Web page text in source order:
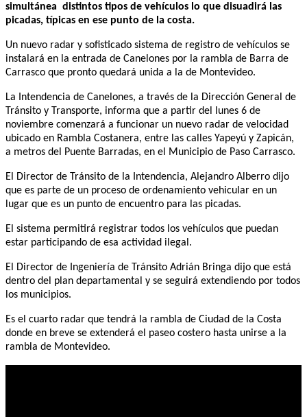
simultánea distintos tipos de vehículos lo que disuadirá las
picadas, típicas en ese punto de la costa.
Un nuevo radar y sofisticado sistema de registro de vehículos se
instalará en la entrada de Canelones por la rambla de Barra de
Carrasco que pronto quedará unida a la de Montevideo.
La Intendencia de Canelones, a través de la Dirección General de
Tránsito y Transporte, informa que a partir del lunes 6 de
noviembre comenzará a funcionar un nuevo radar de velocidad
ubicado en Rambla Costanera, entre las calles Yapeyú y Zapicán,
a metros del Puente Barradas, en el Municipio de Paso Carrasco.
El Director de Tránsito de la Intendencia, Alejandro Alberro dijo
que es parte de un proceso de ordenamiento vehicular en un
lugar que es un punto de encuentro para las picadas.
El sistema permitirá registrar todos los vehículos que puedan
estar participando de esa actividad ilegal.
El Director de Ingeniería de Tránsito Adrián Bringa dijo que está
dentro del plan departamental y se seguirá extendiendo por todos
los municipios.
Es el cuarto radar que tendrá la rambla de Ciudad de la Costa
donde en breve se extenderá el paseo costero hasta unirse a la
rambla de Montevideo.